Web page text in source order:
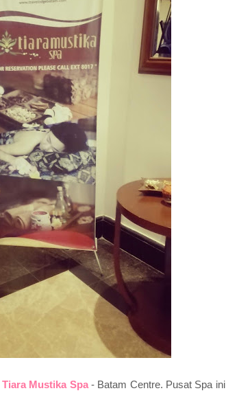
Tiara Mustika Spa- Batam Centre. Pusat Spa ini